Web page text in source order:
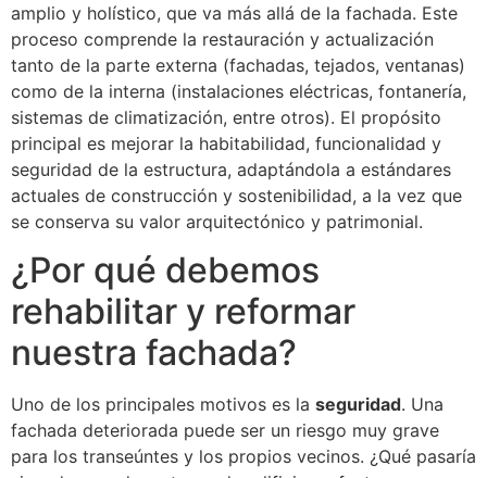
amplio y holístico, que va más allá de la fachada. Este
proceso comprende la restauración y actualización
tanto de la parte externa (fachadas, tejados, ventanas)
como de la interna (instalaciones eléctricas, fontanería,
sistemas de climatización, entre otros). El propósito
principal es mejorar la habitabilidad, funcionalidad y
seguridad de la estructura, adaptándola a estándares
actuales de construcción y sostenibilidad, a la vez que
se conserva su valor arquitectónico y patrimonial.
¿Por qué debemos
rehabilitar y reformar
nuestra fachada?
Uno de los principales motivos es la seguridad. Una
fachada deteriorada puede ser un riesgo muy grave
para los transeúntes y los propios vecinos. ¿Qué pasaría